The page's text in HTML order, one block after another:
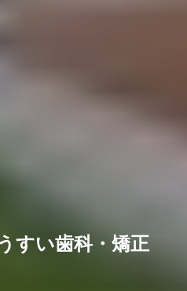
すい歯科・矯正